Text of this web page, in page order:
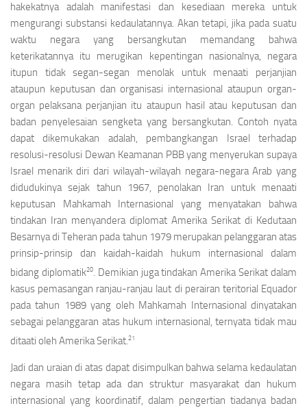
hakekatnya adalah manifestasi dan kesediaan mereka untuk
mengurangi substansi kedaulatannya. Akan tetapi, jika pada suatu
waktu negara yang bersangkutan memandang bahwa
keterikatannya itu merugikan kepentingan nasionalnya, negara
itupun tidak segan-segan menolak untuk menaati perjanjian
ataupun keputusan dan organisasi internasional ataupun organ-
organ pelaksana perjanjian itu ataupun hasil atau keputusan dan
badan penyelesaian sengketa yang bersangkutan. Contoh nyata
dapat dikemukakan adalah, pembangkangan Israel terhadap
resolusi-resolusi Dewan Keamanan PBB yang menyerukan supaya
Israel menarik diri dari wilayah-wilayah negara-negara Arab yang
didudukinya sejak tahun 1967, penolakan Iran untuk menaati
keputusan Mahkamah Internasional yang menyatakan bahwa
tindakan Iran menyandera diplomat Amerika Serikat di Kedutaan
Besarnya di Teheran pada tahun 1979 merupakan pelanggaran atas
prinsip-prinsip dan kaidah-kaidah hukum internasional dalam
bidang diplomatik20. Demikian juga tindakan Amerika Serikat dalam
kasus pemasangan ranjau-ranjau laut di perairan teritorial Equador
pada tahun 1989 yang oleh Mahkamah Internasional dinyatakan
sebagai pelanggaran atas hukum internasional, ternyata tidak mau
ditaati oleh Amerika Serikat.21
Jadi dan uraian di atas dapat disimpulkan bahwa selama kedaulatan
negara masih tetap ada dan struktur masyarakat dan hukum
internasional yang koordinatif, dalam pengertian tiadanya badan